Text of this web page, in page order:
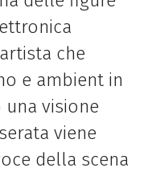
che
e ambient in
visione
viene
della scena